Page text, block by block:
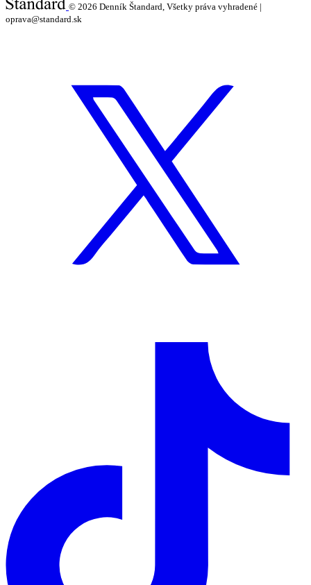
© 2026 Denník Štandard, Všetky práva vyhradené |
oprava@standard.sk